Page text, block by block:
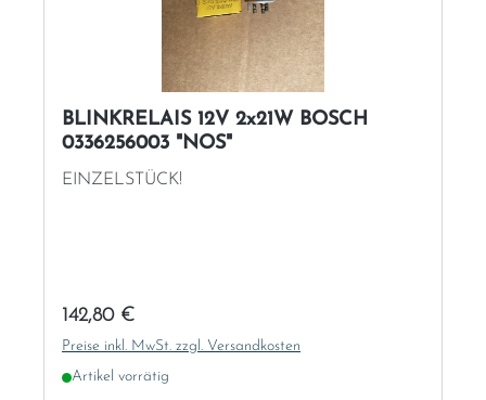
BLINKRELAIS 12V 2x21W BOSCH
0336256003 "NOS"
EINZELSTÜCK!
Regulärer Preis:
142,80 €
Preise inkl. MwSt. zzgl. Versandkosten
Artikel vorrätig